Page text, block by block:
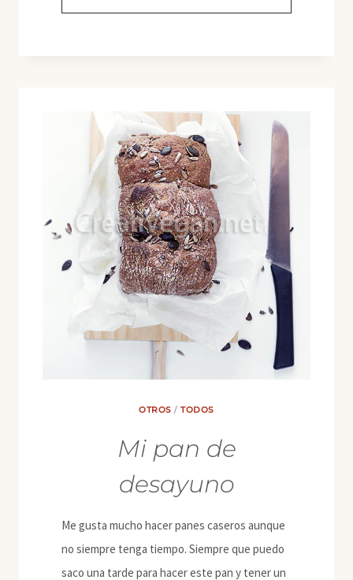
DE
ARROZ
OTROS /TODOS
Mi pan de
desayuno
Me gusta mucho hacer panes caseros aunque
no siempre tenga tiempo. Siempre que puedo
saco una tarde para hacer este pan y tener un